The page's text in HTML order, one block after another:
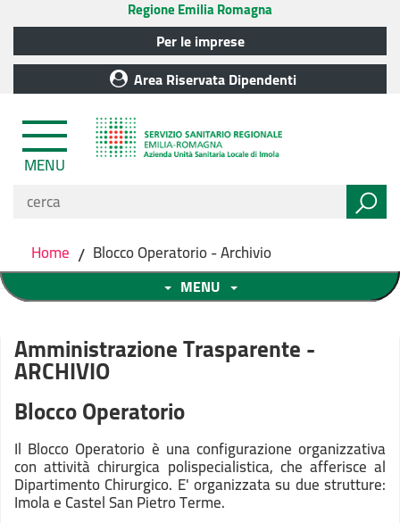
Regione Emilia Romagna
Per le imprese
Area Riservata Dipendenti
MENU
Home / Blocco Operatorio - Archivio
MENU
Amministrazione Trasparente -
ARCHIVIO
Blocco Operatorio
Il Blocco Operatorio è una configurazione organizzativa
con attività chirurgica polispecialistica, che afferisce al
Dipartimento Chirurgico. E' organizzata su due strutture:
Imola e Castel San Pietro Terme.